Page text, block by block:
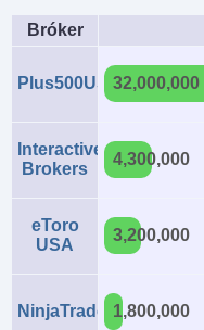
Bróker
Plus500US 32,000,000
Interactive
Brokers
4,300,000
eToro
USA
3,200,000
NinjaTrader 1,800,000